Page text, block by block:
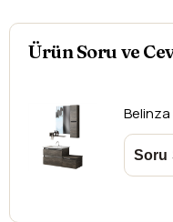
Ürün Soru ve
Belinza